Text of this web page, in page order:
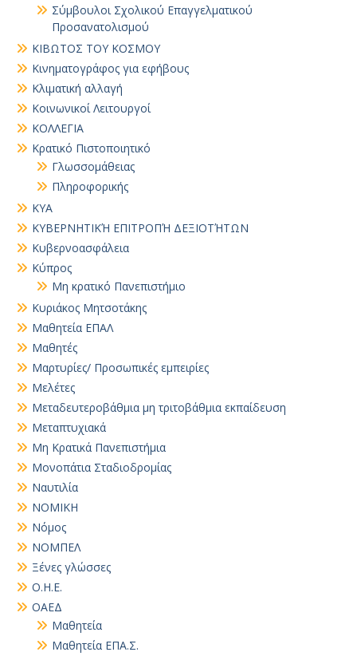
Σύμβουλοι Σχολικού Επαγγελματικού
Προσανατολισμού
ΚΙΒΩΤΟΣ ΤΟΥ ΚΟΣΜΟΥ
Κινηματογράφος για εφήβους
Κλιματική αλλαγή
Κοινωνικοί Λειτουργοί
ΚΟΛΛΕΓΙΑ
Κρατικό Πιστοποιητικό
Γλωσσομάθειας
Πληροφορικής
ΚΥΑ
ΚΥΒΕΡΝΗΤΙΚΉ ΕΠΙΤΡΟΠΉ ΔΕΞΙΟΤΉΤΩΝ
Κυβερνοασφάλεια
Κύπρος
Μη κρατικό Πανεπιστήμιο
Κυριάκος Μητσοτάκης
Μαθητεία ΕΠΑΛ
Μαθητές
Μαρτυρίες/ Προσωπικές εμπειρίες
Μελέτες
Μεταδευτεροβάθμια μη τριτοβάθμια εκπαίδευση
Μεταπτυχιακά
Μη Κρατικά Πανεπιστήμια
Μονοπάτια Σταδιοδρομίας
Ναυτιλία
ΝΟΜΙΚΗ
Νόμος
ΝΟΜΠΕΛ
Ξένες γλώσσες
Ο.Η.Ε.
ΟΑΕΔ
Μαθητεία
Μαθητεία ΕΠΑ.Σ.